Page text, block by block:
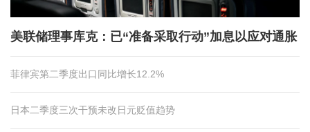
美联储理事库克：已“准备采取行动”加息以应对通胀
菲律宾第二季度出口同比增长12.2%
日本二季度三次干预未改日元贬值趋势